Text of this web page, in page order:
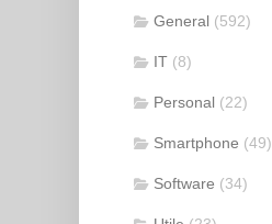
General (592)
IT (8)
Personal (22)
Smartphone (49)
Software (34)